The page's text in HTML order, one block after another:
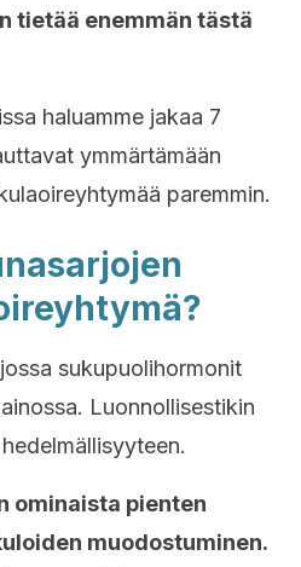
tietää enemmän tästä
haluamme jakaa 7
ymmärtämään
paremmin.
sukupuolihormonit
Luonnollisestikin
ominaista pienten
muodostuminen.